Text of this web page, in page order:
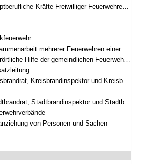
Kräfte Freiwilliger Feuerwehren; Ständige Wachen
mehrerer Feuerwehren einer Gemeinde
Hilfe der gemeindlichen Feuerwehren
Kreisbrandinspektor und Kreisbrandmeister
Stadtbrandinspektor und Stadtbrandmeister
von Personen und Sachen